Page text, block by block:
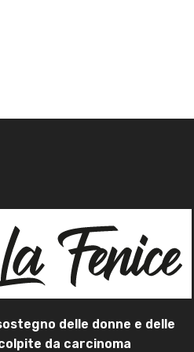
delle donne e delle
da carcinoma